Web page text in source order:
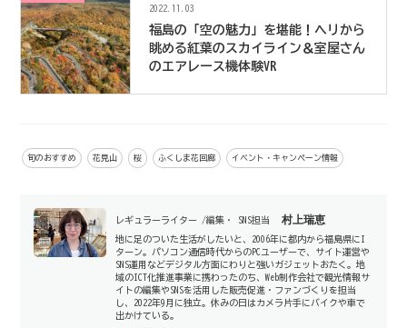
2022.11.03
福島の「空の魅力」を堪能！ヘリから
眺める紅葉のスカイライン＆室屋さん
のエアレース機体験VR
旬のおすすめ 花見山 桜 ふくしま花回廊 イベント・キャンペーン情報
レギュラーライター /編集・ SNS担当 村上瑞恵
地に足のついた生活がしたいと、2006年に都内から福島県にI
ターン。パソコン通信時代からのPCユーザーで、サイト運営や
SNS運用などデジタル方面にわりと強いガジェットおたく。地
域のICT化推進事業に携わったのち、Web制作会社で観光情報サ
イトの編集やSNSを活用した販売促進・ファンづくりを担当
し、2022年9月に独立。休みの日はカメラ片手にバイクや車で
出かけている。